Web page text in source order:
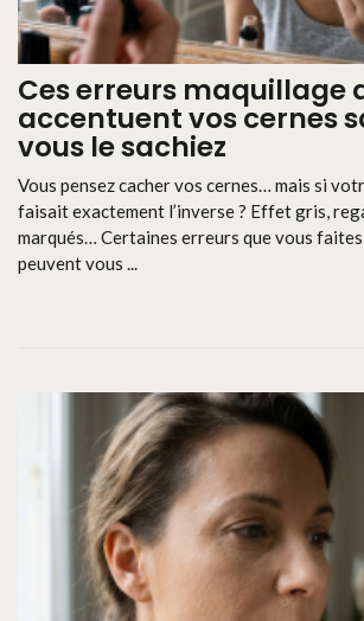
Ces erreurs maquillage
accentuent vos cernes
vous le sachiez
Vous pensez cacher vos cernes… mais si
faisait exactement l’inverse ? Effet gris,
marqués… Certaines erreurs que vous
peuvent vous ...